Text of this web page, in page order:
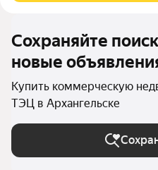
Сохраняйте
новые
Купить коммерческую
ТЭЦ в Архангельске